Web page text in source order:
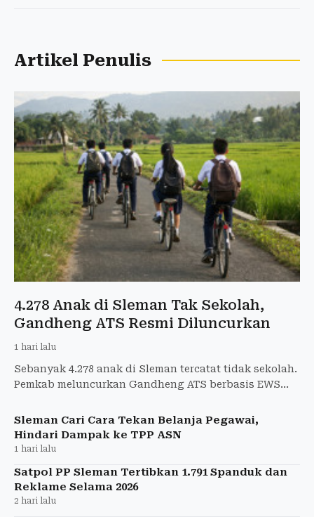
Artikel Penulis
4.278 Anak di Sleman Tak Sekolah,
Gandheng ATS Resmi Diluncurkan
1 hari lalu
Sebanyak 4.278 anak di Sleman tercatat tidak sekolah.
Pemkab meluncurkan Gandheng ATS berbasis EWS
Sleman Cari Cara Tekan Belanja Pegawai,
Hindari Dampak ke TPP ASN
1 hari lalu
Satpol PP Sleman Tertibkan 1.791 Spanduk dan
Reklame Selama 2026
2 hari lalu